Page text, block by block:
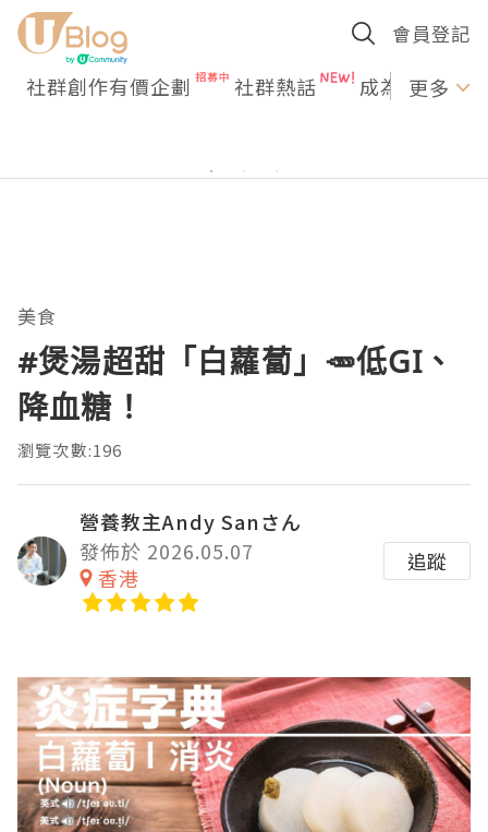
會員登記
社群創作有價企劃 社群熱話 成為U更多
美食
#煲湯超甜「白蘿蔔」🥕低GI、
降血糖！
瀏覽次數:196
營養教主Andy Sanさん
發佈於 2026.05.07
香港
追蹤